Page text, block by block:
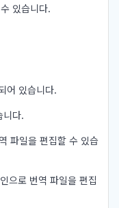
있습니다.
어 있습니다.
니다.
파일을 편집할 수 있습
으로 번역 파일을 편집